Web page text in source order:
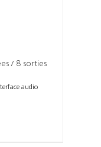
/ 8 sorties
audio